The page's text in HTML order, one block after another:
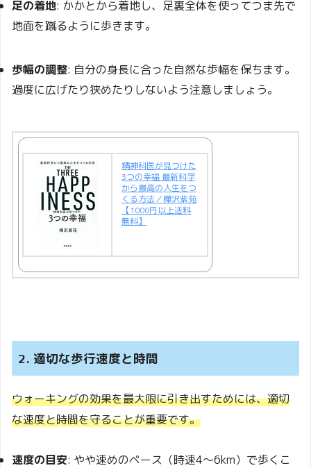
足の着地: かかとから着地し、足裏全体を使ってつま先で
地面を蹴るように歩きます。
歩幅の調整: 自分の身長に合った自然な歩幅を保ちます。
過度に広げたり狭めたりしないよう注意しましょう。
精神科医が見つけた
3つの幸福 最新科学
から最高の人生をつ
くる方法／樺沢紫苑
【1000円以上送料
無料】
2. 適切な歩行速度と時間
ウォーキングの効果を最大限に引き出すためには、適切
な速度と時間を守ることが重要です。
速度の目安: やや速めのペース（時速4〜6km）で歩くこ